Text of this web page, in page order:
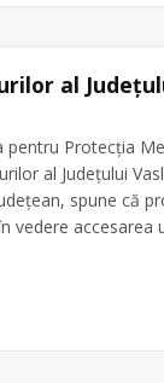
al
Protecția
al Județului
spune că
vedere accesarea